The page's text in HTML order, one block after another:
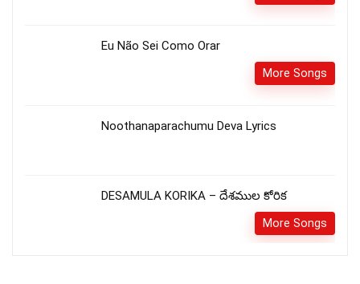
Eu Não Sei Como Orar
More Songs
Noothanaparachumu Deva Lyrics
DESAMULA KORIKA – దేశముల కోరిక
More Songs